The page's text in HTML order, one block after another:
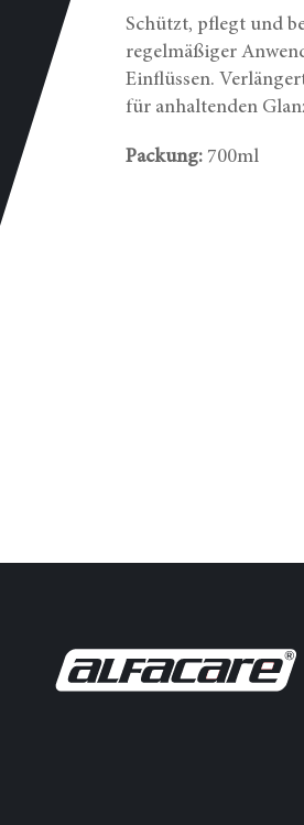
Schützt, pflegt und
regelmäßiger
Einflüssen.
für anhaltenden
Packung: 700ml